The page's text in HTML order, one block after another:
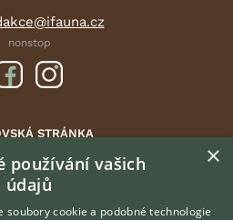
nonstop
STRÁNKA
INZERCE
DISKUSE
ČLÁNKY
×
používání vašich
údajů
cookie a podobné technologie